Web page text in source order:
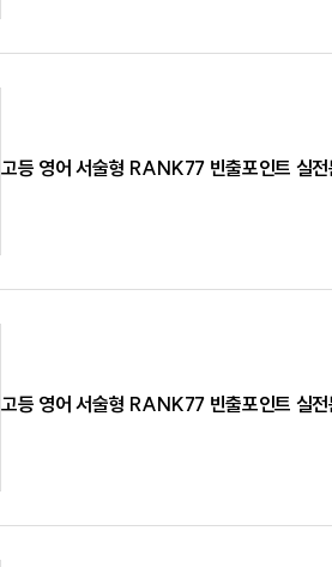
고등 영어 서술형 RANK77 빈출포인트 실
고등 영어 서술형 RANK77 빈출포인트 실